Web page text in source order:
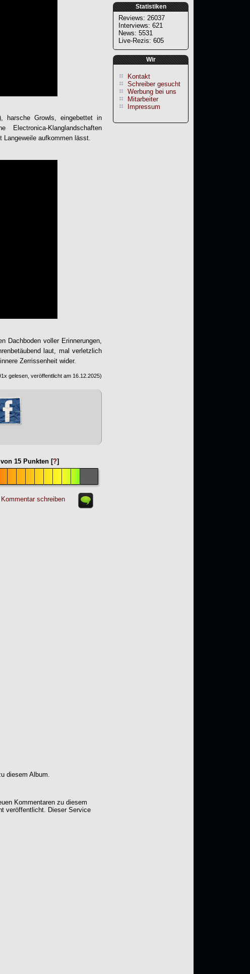
Statistiken
Reviews: 26037
Interviews: 621
News: 5531
Live-Rezis: 605
Wir
Kontakt
Schreiber gesucht
Werbung bei uns
Mitarbeiter
Impressum
harsche Growls, eingebettet in
Klanglandschaften
aufkommen lässt.
Dachboden voller Erinnerungen,
laut, mal verletzlich
Zerrissenheit wider.
gelesen, veröffentlicht am 16.12.2025)
von 15 Punkten [?]
Kommentar schreiben
diesem Album.
Kommentaren zu diesem
veröffentlicht. Dieser Service